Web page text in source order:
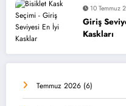
10 Temmuz
Giriş
Kaskları
Temmuz 2026 (6)